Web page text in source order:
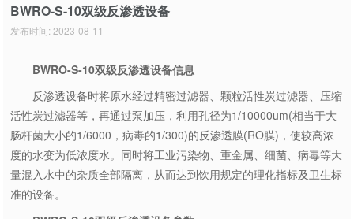
BWRO-S-10双级反渗透设备
发布时间: 2023-08-11
BWRO-S-10双级反渗透设备信息
反渗透设备时将原水经过精密过滤器、颗粒活性炭过滤器、压缩
活性炭过滤器等，再通过泵加压，利用孔径为1/10000um(相当于大
肠杆菌大小的1/6000，病毒的1/300)的反渗透膜(RO膜)，使较高浓
度的水变为低浓度水。同时将工业污染物、重金属、细菌、病毒等大
量混入水中的杂质全部隔离，从而达到饮用规定的理化指标及卫生标
准的设备。